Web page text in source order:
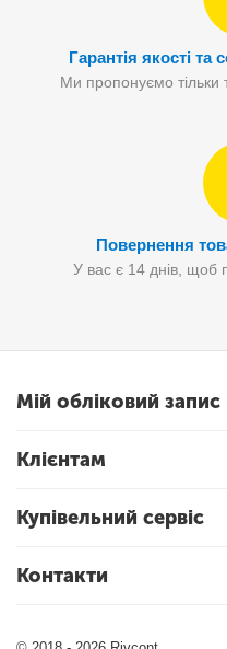
Гарантія якості та
Ми пропонуємо тільки
Повернення
У вас є 14 днів, щоб
Мій обліковий запис
Клієнтам
Купівельний сервіс
Контакти